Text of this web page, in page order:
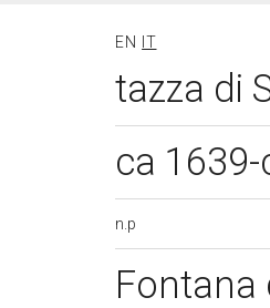
EN IT
tazza di
ca
n.p
Fontana